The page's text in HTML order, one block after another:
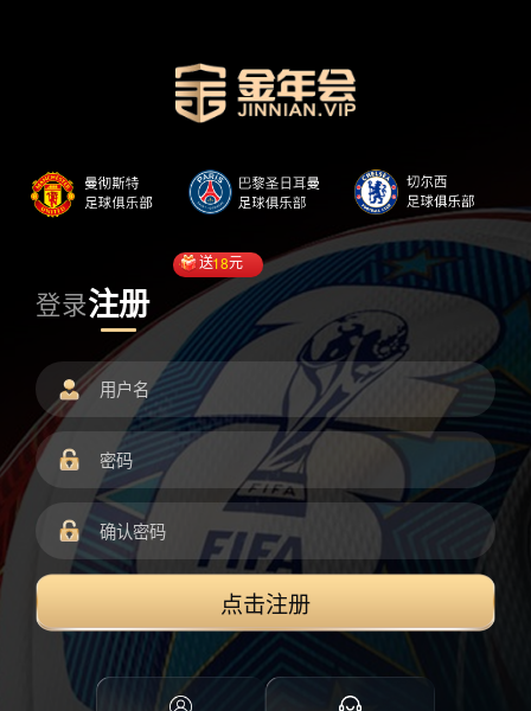
登录注册
送18元
点击注册